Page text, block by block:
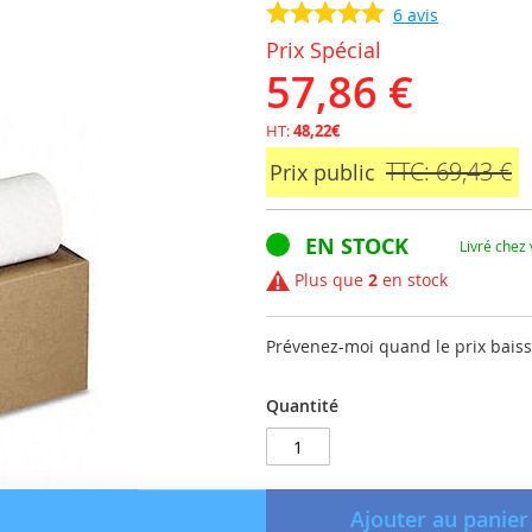
6 avis
Prix Spécial
57,86 €
HT:48,22€
Prix public TTC: 69,43 €
EN STOCK Livré
Plus que 2 en stock
Prévenez-moi quand le prix
Quantité
Ajouter au panier